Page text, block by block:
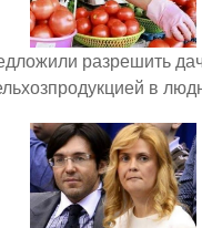
разрешить
в